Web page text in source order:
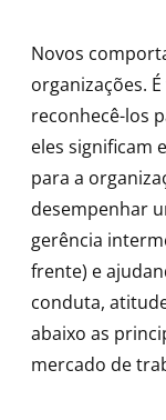
Novos
organizações.
reconhecê-los
eles significam
para a
desempenhar
gerência
frente) e
conduta,
abaixo as
mercado de